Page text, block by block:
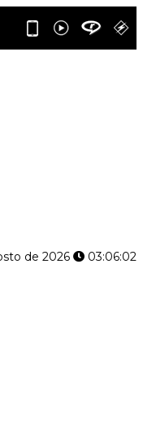
de 2026
03:06:02